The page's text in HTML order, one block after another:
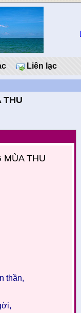
Liên lạc
THU
MÙA THU
thần,